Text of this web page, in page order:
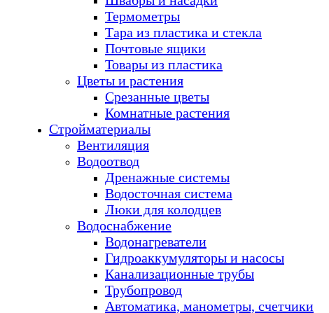
Термометры
Тара из пластика и стекла
Почтовые ящики
Товары из пластика
Цветы и растения
Срезанные цветы
Комнатные растения
Стройматериалы
Вентиляция
Водоотвод
Дренажные системы
Водосточная система
Люки для колодцев
Водоснабжение
Водонагреватели
Гидроаккумуляторы и насосы
Канализационные трубы
Трубопровод
Автоматика, манометры, счетчики